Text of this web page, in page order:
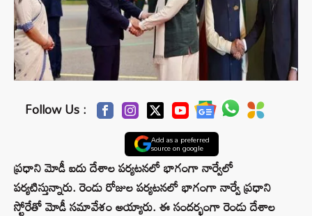
Follow Us :
Add as a preferred
source on google
ప్రధాని మోడీ ఐదు దేశాల పర్యటనలో భాగంగా నార్వేలో
పర్యటిస్తున్నారు. రెండు రోజుల పర్యటనలో భాగంగా నార్వే ప్రధాని
స్టోరే‌తో మోడీ సమావేశం అయ్యారు. ఈ సందర్భంగా రెండు దేశాల